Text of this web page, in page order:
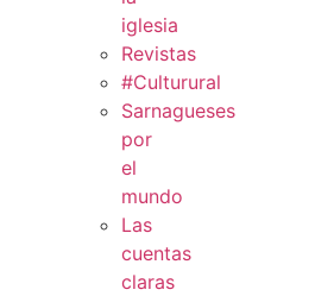
iglesia
Revistas
#Culturural
Sarnagueses
por
el
mundo
Las
cuentas
claras